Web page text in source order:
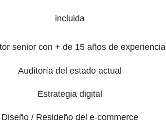
incluida
senior con + de 15 años de experiencia
Auditoría del estado actual
Estrategia digital
Diseño / Resideño del e-commerce